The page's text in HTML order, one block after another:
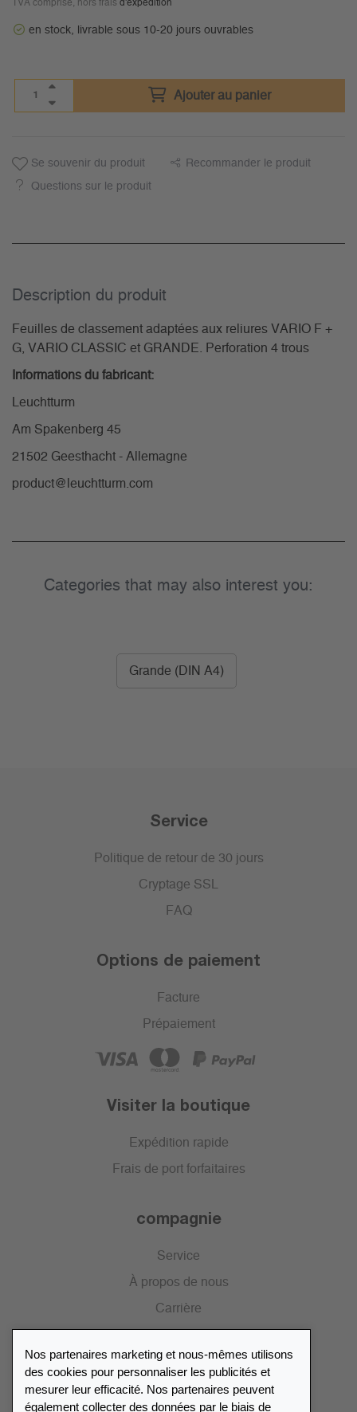
TVA comprise, hors frais d'expédition
en stock, livrable sous 10-20 jours ouvrables
Ajouter au panier
Se souvenir du produit Recommander le produit
Questions sur le produit
Description du­ produit
Feuilles de classement adaptées aux reliures VARIO F +
G, VARIO CLASSIC et GRANDE. Perforation 4 trous
Informations du fabricant:
Leuchtturm
Am Spakenberg 45
21502 Geesthacht - Allemagne
product@leuchtturm.com
Categories that may also interest you:
Grande (DIN A4)
Service
Politique de retour de 30 jours
Cryptage SSL
FAQ
Options de paiement
Facture
Prépaiement
Visiter la boutique
Expédition rapide
Frais de port forfaitaires
compagnie
Service
À propos de nous
Carrière
Catalogue
Nos partenaires marketing et nous-mêmes utilisons
des cookies pour personnaliser les publicités et
mesurer leur efficacité. Nos partenaires peuvent
également collecter des données par le biais de